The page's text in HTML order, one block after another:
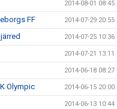
2014-08-01 08:45
FF 2014-07-29 20:55
2014-07-25 10:36
2014-07-21 13:11
2014-06-18 08:27
Olympic 2014-06-15 20:00
2014-06-13 10:44